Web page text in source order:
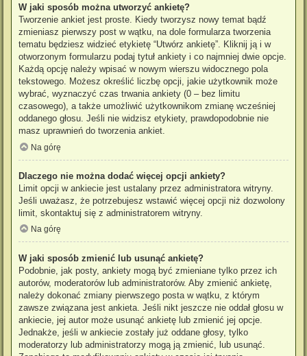
W jaki sposób można utworzyć ankietę?
Tworzenie ankiet jest proste. Kiedy tworzysz nowy temat bądź
zmieniasz pierwszy post w wątku, na dole formularza tworzenia
tematu będziesz widzieć etykietę “Utwórz ankietę”. Kliknij ją i w
otworzonym formularzu podaj tytuł ankiety i co najmniej dwie opcje.
Każdą opcję należy wpisać w nowym wierszu widocznego pola
tekstowego. Możesz określić liczbę opcji, jakie użytkownik może
wybrać, wyznaczyć czas trwania ankiety (0 – bez limitu
czasowego), a także umożliwić użytkownikom zmianę wcześniej
oddanego głosu. Jeśli nie widzisz etykiety, prawdopodobnie nie
masz uprawnień do tworzenia ankiet.
Na górę
Dlaczego nie można dodać więcej opcji ankiety?
Limit opcji w ankiecie jest ustalany przez administratora witryny.
Jeśli uważasz, że potrzebujesz wstawić więcej opcji niż dozwolony
limit, skontaktuj się z administratorem witryny.
Na górę
W jaki sposób zmienić lub usunąć ankietę?
Podobnie, jak posty, ankiety mogą być zmieniane tylko przez ich
autorów, moderatorów lub administratorów. Aby zmienić ankietę,
należy dokonać zmiany pierwszego posta w wątku, z którym
zawsze związana jest ankieta. Jeśli nikt jeszcze nie oddał głosu w
ankiecie, jej autor może usunąć ankietę lub zmienić jej opcje.
Jednakże, jeśli w ankiecie zostały już oddane głosy, tylko
moderatorzy lub administratorzy mogą ją zmienić, lub usunąć.